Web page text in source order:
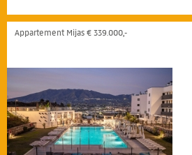
Appartement Mijas € 339.000,-